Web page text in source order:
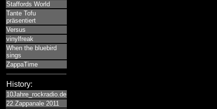
Staffords World
Tante Tofu
präsentiert
Versus
vinylfreak
When the bluebird
sings
ZappaTime
History:
10Jahre_rockradio.de
22.Zappanale 2011